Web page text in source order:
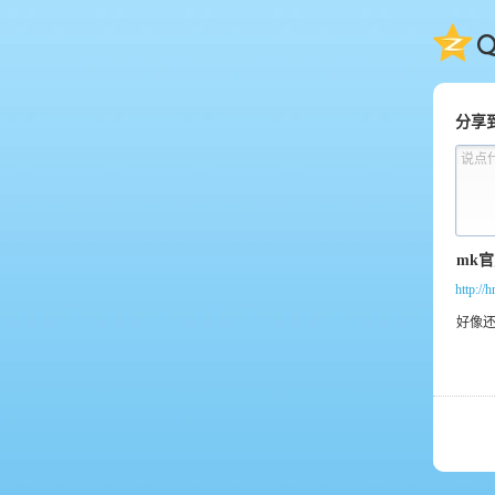
QQ
分享
说点
http://